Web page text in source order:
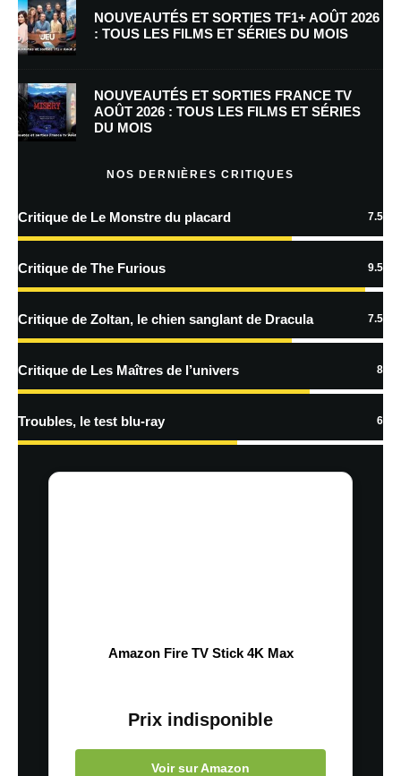
Enregistrer mon nom, mon e-mail et mon site dans le navigateur pour
mon prochain commentaire.
Prévenez-moi de tous les nouveaux commentaires par e-mail.
En savoir
traitées
NOUVEAUTÉS ET SORTIES TF1+ AOÛT 2026
: TOUS LES FILMS ET SÉRIES DU MOIS
NOUVEAUTÉS ET SORTIES FRANCE TV
AOÛT 2026 : TOUS LES FILMS ET SÉRIES
DU MOIS
NOS DERNIÈRES CRITIQUES
Critique de Le Monstre du placard 7.5
Critique de The Furious 9.5
Critique de Zoltan, le chien sanglant de Dracula 7.5
Critique de Les Maîtres de l’univers 8
Troubles, le test blu-ray 6
Amazon Fire TV Stick 4K Max
Prix indisponible
Voir sur Amazon